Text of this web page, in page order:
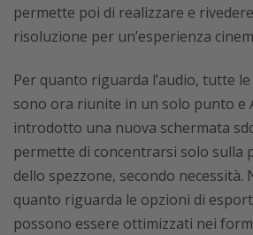
permette poi di realizzare e
risoluzione per un’esperienza
Per quanto riguarda l’audio, tutte
sono ora riunite in un solo punto e
introdotto una nuova schermata
permette di concentrarsi solo sulla
dello spezzone, secondo necessità.
quanto riguarda le opzioni di
possono essere ottimizzati nei